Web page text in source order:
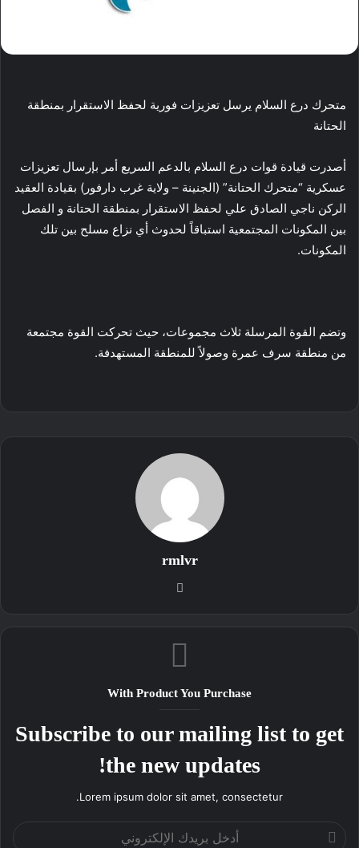
متحرك درع السلام يرسل تعزيزات فورية لحفظ الاستقرار بمنطقة
الحتانة
أصدرت قيادة قوات درع السلام بالدعم السريع أمر بإرسال تعزيزات
عسكرية “متحرك الحتانة” (الجنينة – ولاية غرب دارفور) بقيادة العقيد
الركن ناجي الصادق علي لحفظ الاستقرار بمنطقة الحتانة و الفصل
بين المكونات المجتمعية استباقاً لحدوث أي نزاع مسلح بين تلك
المكونات.
وتضم القوة المرسلة ثلاث مجموعات، حيث تحركت القوة مجتمعة
من منطقة سرف عمرة وصولاً للمنطقة المستهدفة.
rmlvr
With Product You Purchase
Subscribe to our mailing list to get
the new updates!
Lorem ipsum dolor sit amet, consectetur.